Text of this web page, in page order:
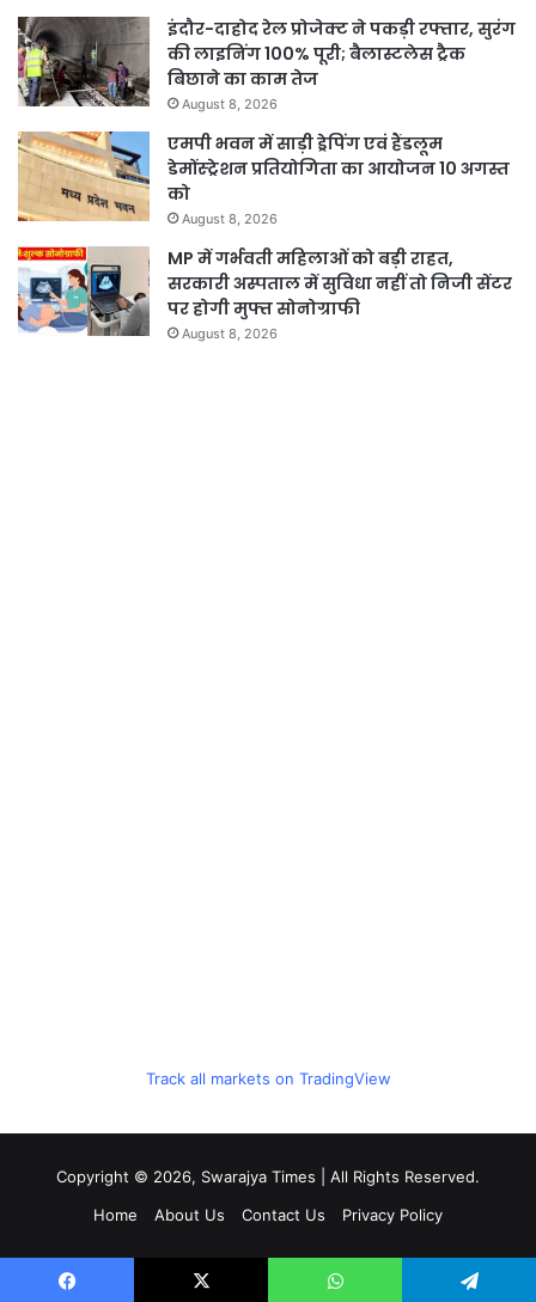
इंदौर-दाहोद रेल प्रोजेक्ट ने पकड़ी रफ्तार, सुरंग
की लाइनिंग 100% पूरी; बैलास्टलेस ट्रैक
बिछाने का काम तेज
August 8, 2026
एमपी भवन में साड़ी ड्रेपिंग एवं हैंडलूम
डेमोंस्ट्रेशन प्रतियोगिता का आयोजन 10 अगस्त
को
August 8, 2026
MP में गर्भवती महिलाओं को बड़ी राहत,
सरकारी अस्पताल में सुविधा नहीं तो निजी सेंटर
पर होगी मुफ्त सोनोग्राफी
August 8, 2026
Track all markets on TradingView
Copyright © 2026, Swarajya Times | All Rights Reserved.
Home
About Us Contact Us Privacy Policy